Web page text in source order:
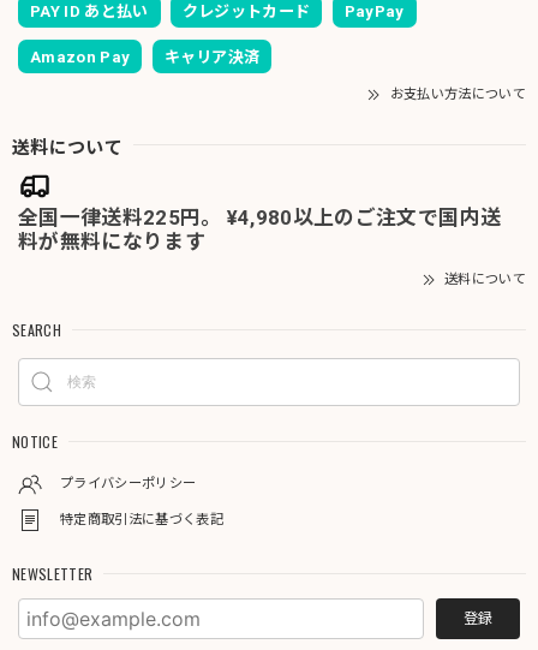
PAY ID あと払い クレジットカード PayPay
Amazon Pay キャリア決済
お支払い方法について
送料について
全国一律送料225円。 ¥4,980以上のご注文で国内送
料が無料になります
送料について
SEARCH
NOTICE
プライバシーポリシー
特定商取引法に基づく表記
NEWSLETTER
登録